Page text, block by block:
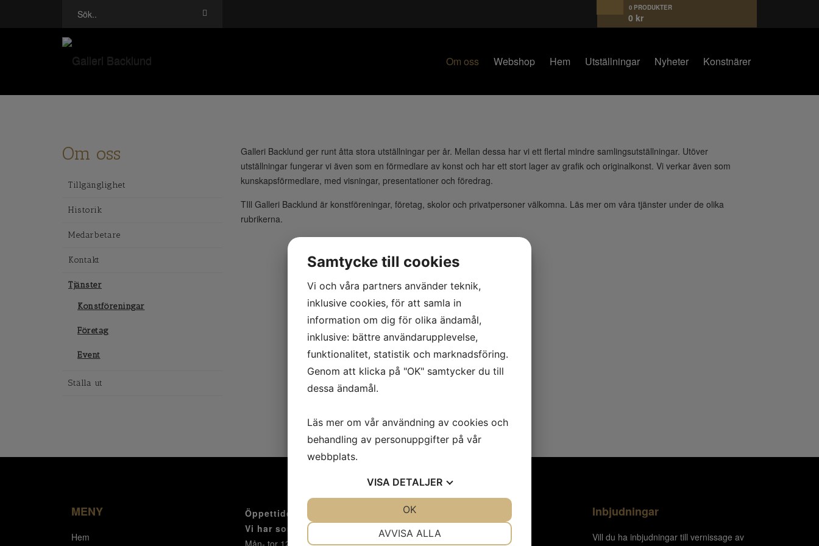
0 PRODUKTER
0 kr
Om oss Webshop Hem Utställningar Nyheter Konstnärer
Om oss
Tillgänglighet
Historik
Medarbetare
Kontakt
Tjänster
Konstföreningar
Företag
Event
Ställa ut
Galleri Backlund ger runt åtta stora utställningar per år. Mellan dessa har vi ett flertal mindre samlingsutställningar. Utöver
utställningar fungerar vi även som en förmedlare av konst och har ett stort lager av grafik och originalkonst. Vi verkar även som
kunskapsförmedlare, med visningar, presentationer och föredrag.
TIll Galleri Backlund är konstföreningar, företag, skolor och privatpersoner välkomna. Läs mer om våra tjänster under de olika
rubrikerna.
MENY
Hem
Öppettider
Vi har sommarstängt 19/6 - 9/8.
Mån- tor 12 - 18
Karl Gustavsgatan 13
Inbjudningar
Vill du ha inbjudningar till vernissage av
Samtycke till cookies
Vi och våra partners använder teknik,
inklusive cookies, för att samla in
information om dig för olika ändamål,
inklusive: bättre användarupplevelse,
funktionalitet, statistik och marknadsföring.
Genom att klicka på "OK" samtycker du till
dessa ändamål.
Läs mer om vår användning av cookies och
behandling av personuppgifter på vår
webbplats.
VISA DETALJER
AVVISA ALLA
OK